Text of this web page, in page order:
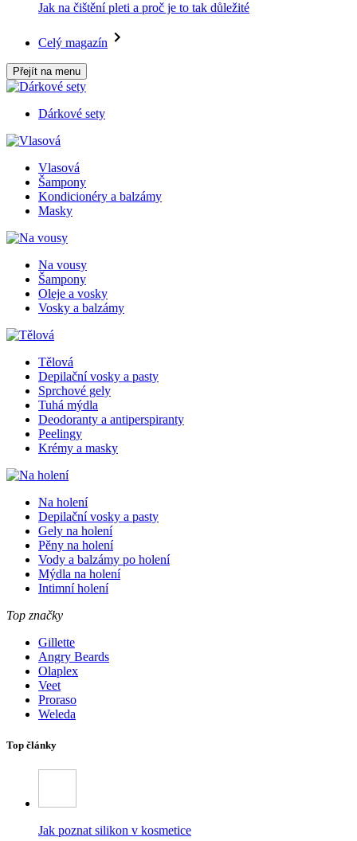
Jak na čištění pleti a proč je to tak důležité
Celý magazín
Přejít na menu
Dárkové sety
Vlasová
Šampony
Kondicionéry a balzámy
Masky
Na vousy
Šampony
Oleje a vosky
Vosky a balzámy
Tělová
Depilační vosky a pasty
Sprchové gely
Tuhá mýdla
Deodoranty a antiperspiranty
Peelingy
Krémy a masky
Na holení
Depilační vosky a pasty
Gely na holení
Pěny na holení
Vody a balzámy po holení
Mýdla na holení
Intimní holení
Top značky
Gillette
Angry Beards
Olaplex
Veet
Proraso
Weleda
Top články
Jak poznat silikon v kosmetice